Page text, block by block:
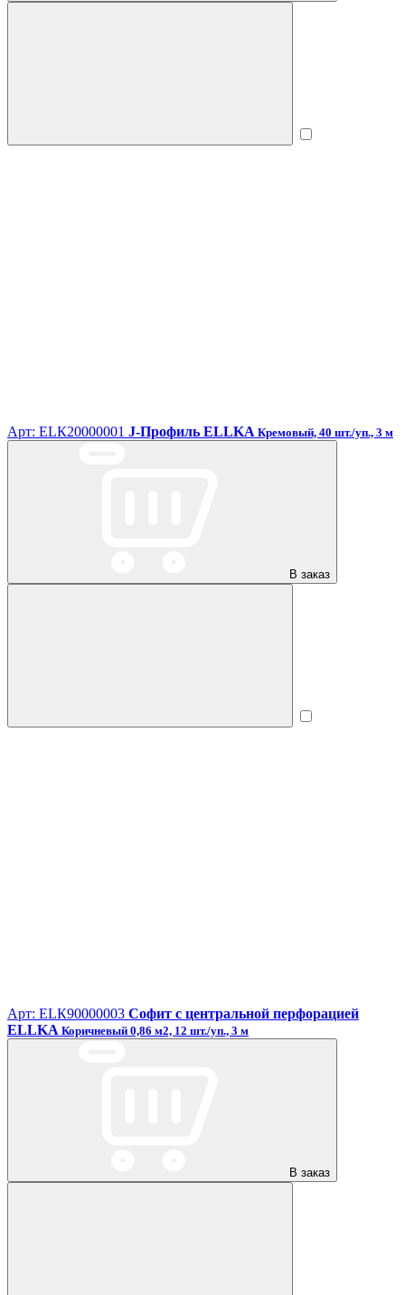
Арт: ЕLК20000001 J-Профиль ELLKA Кремовый, 40 шт./уп., 3 м
В заказ
Арт: ЕLК90000003 Софит с центральной перфорацией
ELLKA Коричневый 0,86 м2, 12 шт./уп., 3 м
В заказ